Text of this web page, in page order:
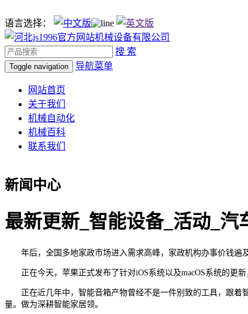
语言选择：
搜 索
Toggle navigation 导航菜单
网站首页
关于我们
机械自动化
机械百科
联系我们
新闻中心
最新更新_智能设备_活动_汽
年后，全国多地家政市场进入需求高峰，家政机构办事价钱遍及
正在今天，苹果正式发布了针对iOS系统以及macOS系统的更新
正在近几年中，智能音箱产物曾经不是一件别致的工具，跟着
量。做为深耕智能家居领。